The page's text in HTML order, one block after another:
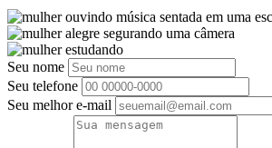
Seu nome
Seu telefone
Seu melhor e-mail